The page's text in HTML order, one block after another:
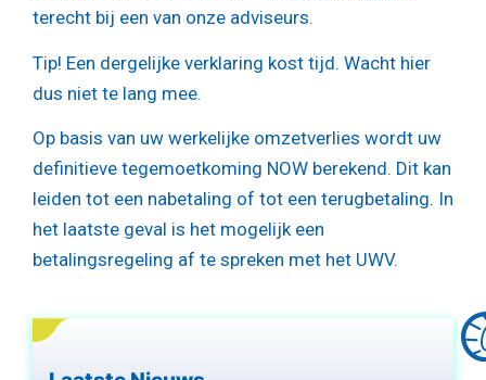
terecht bij een van onze adviseurs.
Tip! Een dergelijke verklaring kost tijd. Wacht hier
dus niet te lang mee.
Op basis van uw werkelijke omzetverlies wordt uw
definitieve tegemoetkoming NOW berekend. Dit kan
leiden tot een nabetaling of tot een terugbetaling. In
het laatste geval is het mogelijk een
betalingsregeling af te spreken met het UWV.